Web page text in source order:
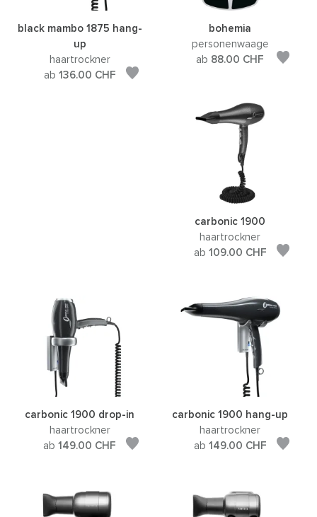
black mambo 1875 hang-
up
haartrockner
ab 136.00 CHF
bohemia
personenwaage
ab 88.00 CHF
carbonic 1900
haartrockner
ab 109.00 CHF
carbonic 1900 drop-in
haartrockner
ab 149.00 CHF
carbonic 1900 hang-up
haartrockner
ab 149.00 CHF